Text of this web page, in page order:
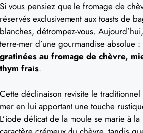
Si vous pensiez que le fromage de
réservés exclusivement aux toasts de
blanches, détrompez-vous.
terre-mer d’une gourmandise absolue :
gratinées au fromage de chèvre,
thym frais.
Cette déclinaison revisite le
mer en lui apportant une touche
L’iode délicat de la moule se marie à